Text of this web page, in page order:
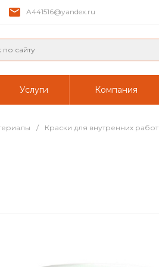
A441516@yandex.ru
Услуги Компания
/ Краски для внутренних работ